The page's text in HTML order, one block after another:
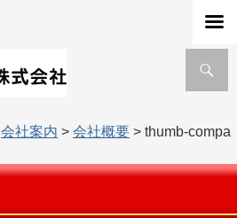
会社案内 > 会社概要 > thumb-compa